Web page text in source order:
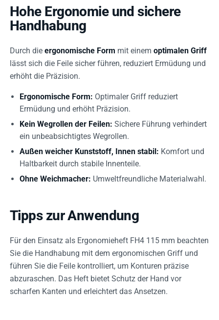
Hohe Ergonomie und sichere
Handhabung
Durch die ergonomische Form mit einem optimalen Griff
lässt sich die Feile sicher führen, reduziert Ermüdung und
erhöht die Präzision.
Ergonomische Form: Optimaler Griff reduziert
Ermüdung und erhöht Präzision.
Kein Wegrollen der Feilen: Sichere Führung verhindert
ein unbeabsichtigtes Wegrollen.
Außen weicher Kunststoff, Innen stabil: Komfort und
Haltbarkeit durch stabile Innenteile.
Ohne Weichmacher: Umweltfreundliche Materialwahl.
Tipps zur Anwendung
Für den Einsatz als Ergonomieheft FH4 115 mm beachten
Sie die Handhabung mit dem ergonomischen Griff und
führen Sie die Feile kontrolliert, um Konturen präzise
abzuraschen. Das Heft bietet Schutz der Hand vor
scharfen Kanten und erleichtert das Ansetzen.